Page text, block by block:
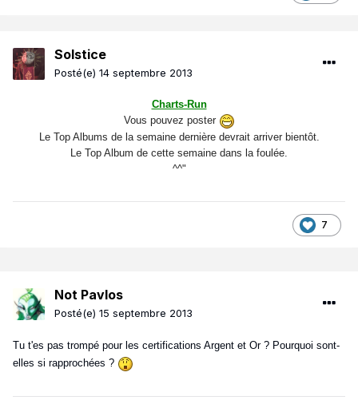
Solstice
Posté(e) 14 septembre 2013
Charts-Run
Vous pouvez poster
Le Top Albums de la semaine dernière devrait arriver bientôt.
Le Top Album de cette semaine dans la foulée.
^^"
7
Not Pavlos
Posté(e) 15 septembre 2013
Tu t'es pas trompé pour les certifications Argent et Or ? Pourquoi sont-
elles si rapprochées ?